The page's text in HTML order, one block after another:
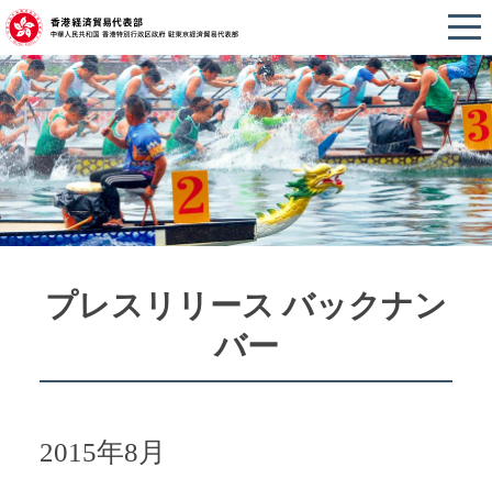
プレスリリース バックナン
バー
2015年8月